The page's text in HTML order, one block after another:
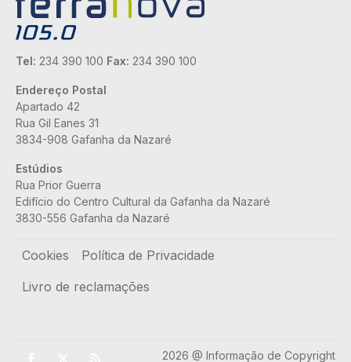
Tel: 234 390 100 Fax: 234 390 100
Endereço Postal
Apartado 42
Rua Gil Eanes 31
3834-908 Gafanha da Nazaré
Estúdios
Rua Prior Guerra
Edifício do Centro Cultural da Gafanha da Nazaré
3830-556 Gafanha da Nazaré
Rodapé
Cookies
Política de Privacidade
Livro de reclamações
2026 @ Informação de Copyright